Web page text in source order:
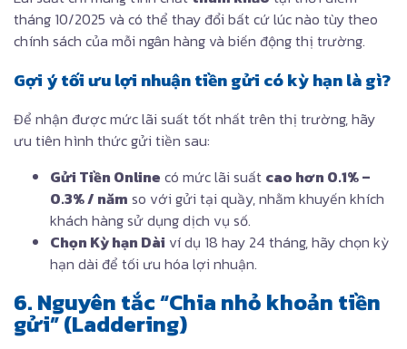
tháng 10/2025 và có thể thay đổi bất cứ lúc nào tùy theo
chính sách của mỗi ngân hàng và biến động thị trường.
Gợi ý tối ưu lợi nhuận tiền gửi có kỳ hạn là gì?
Để nhận được mức lãi suất tốt nhất trên thị trường, hãy
ưu tiên hình thức gửi tiền sau:
Gửi Tiền Online có mức lãi suất cao hơn 0.1% –
0.3% / năm so với gửi tại quầy, nhằm khuyến khích
khách hàng sử dụng dịch vụ số.
Chọn Kỳ hạn Dài ví dụ 18 hay 24 tháng, hãy chọn kỳ
hạn dài để tối ưu hóa lợi nhuận.
6. Nguyên tắc “Chia nhỏ khoản tiền
gửi” (Laddering)